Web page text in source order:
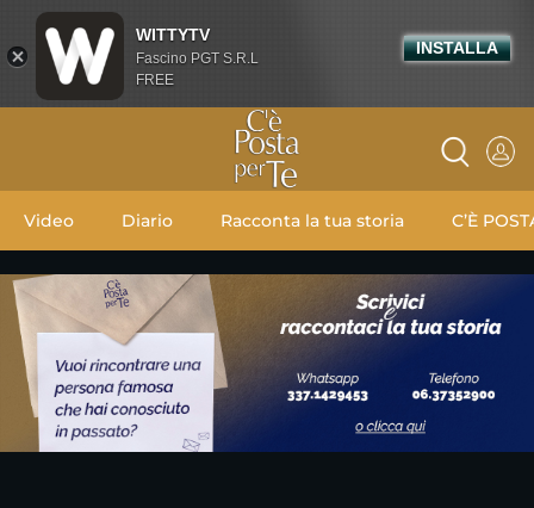
Video Diario Racconta la tua storia C’È
WITTYTV
Fascino PGT S.R.L
FREE
INSTALLA